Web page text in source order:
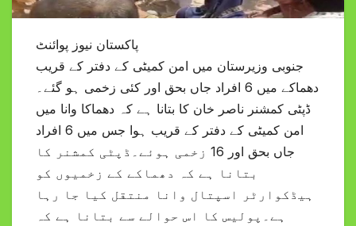
پاکستان نیوز پوائنٹ
جنوبی وزیرستان میں امن کمیٹی کے دفتر کے قریب
دھماکے میں 6 افراد جاں بحق اور کئی زخمی ہو گئے۔
ڈپٹی کمشنر ناصر خان کا بتانا ہے کہ دھماکا وانا میں
امن کمیٹی کے دفتر کے قریب ہوا جس میں 6 افراد
جاں بحق اور 16 زخمی ہوئے۔ڈپٹی کمشنر کا
بتانا ہے کہ دھماکے کے زخمیوں کو
ہیڈکوارٹر اسپتال وانا منتقل کیا جا رہا
ہے۔پولیس کا اس حوالے سے بتانا ہے کہ